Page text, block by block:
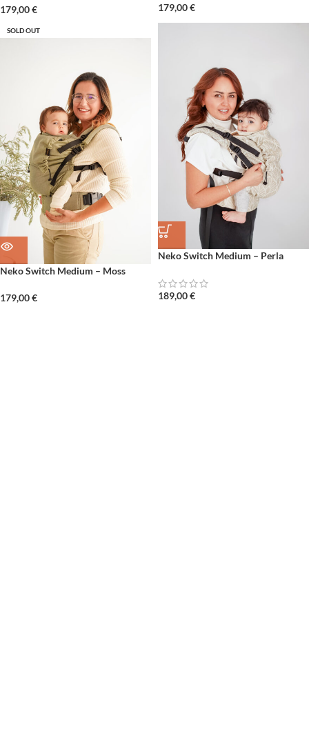
179,00€ 179,00€
SOLD OUT
Neko Switch Medium – Moss
179,00€
Neko Switch Medium – Perla
189,00€